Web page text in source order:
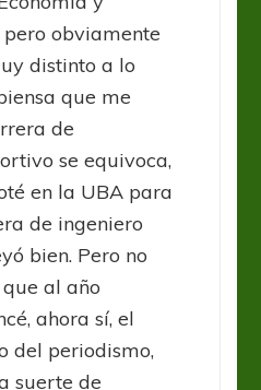
obviamente
distinto a lo
que me
de
se equivoca,
en la UBA para
de ingeniero
bien. Pero no
al año
ahora sí, el
del periodismo,
suerte de